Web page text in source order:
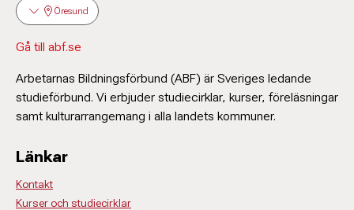
Öresund
Gå till abf.se
Arbetarnas Bildningsförbund (ABF) är Sveriges ledande
studieförbund. Vi erbjuder studiecirklar, kurser, föreläsningar
samt kulturarrangemang i alla landets kommuner.
Länkar
Kontakt
Kurser och studiecirklar